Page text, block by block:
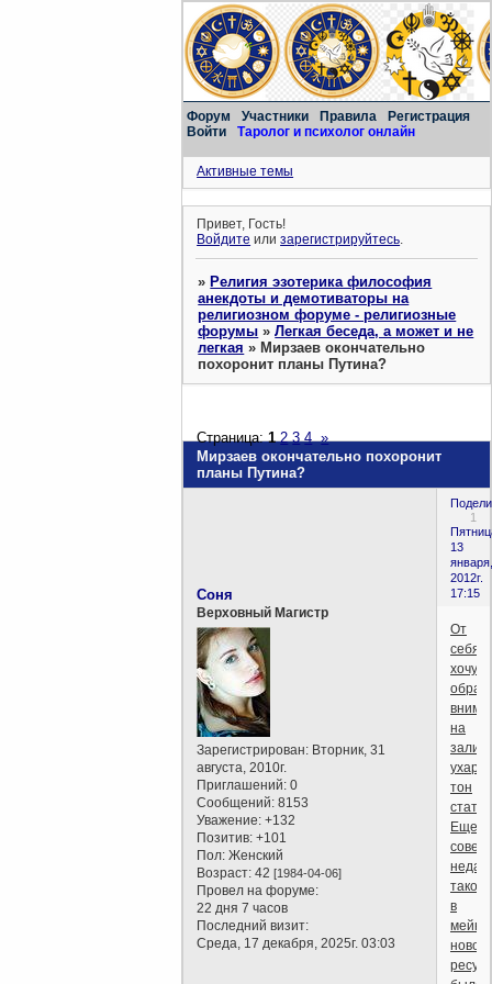
Форум Участники Правила
Регистрация
Войти
Таролог и психолог онлайн
Активные темы
Привет, Гость!
Войдите илизарегистрируйтесь.
»Религия эзотерика философия
анекдоты и демотиваторы на
религиозном форуме - религиозные
форумы »Легкая беседа, а может и не
легкая »Мирзаев окончательно
похоронит планы Путина?
Мирзаев окончательно похоронит
планы Путина?
Страница:1 2 3 4 »
1
13
января,
2012г.
17:15
Соня
Верховный Магистр
Зарегистрирован: Вторник, 31
августа, 2010г.
Приглашений: 0
Сообщений: 8153
Уважение: +132
Позитив: +101
Пол: Женский
Возраст: 42[1984-04-06]
Провел на форуме:
22 дня 7 часов
Последний визит:
Среда, 17 декабря, 2025г. 03:03
От
себя
хочу
на
тон
Еще
такое
в